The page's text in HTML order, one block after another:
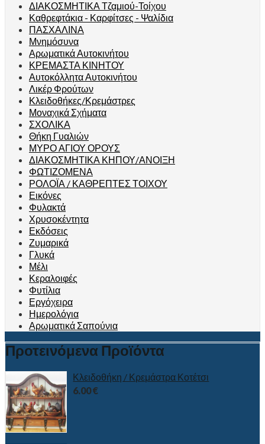
ΔΙΑΚΟΣΜΗΤΙΚΑ Τζαμιού-Τοίχου
Καθρεφτάκια - Καρφίτσες - Ψαλίδια
ΠΑΣΧΑΛΙΝΑ
Μνημόσυνα
Αρωματικά Αυτοκινήτου
ΚΡΕΜΑΣΤΑ ΚΙΝΗΤΟΥ
Αυτοκόλλητα Αυτοκινήτου
Λικέρ Φρούτων
Κλειδοθήκες/Κρεμάστρες
Μοναχικά Σχήματα
ΣΧΟΛΙΚΑ
Θήκη Γυαλιών
ΜΥΡΟ ΑΓΙΟΥ ΟΡΟΥΣ
ΔΙΑΚΟΣΜΗΤΙΚΑ ΚΗΠΟΥ/ΑΝΟΙΞΗ
ΦΩΤΙΖΟΜΕΝΑ
ΡΟΛΟΪΑ / ΚΑΘΡΕΠΤΕΣ ΤΟΙΧΟΥ
Εικόνες
Φυλακτά
Χρυσοκέντητα
Εκδόσεις
Ζυμαρικά
Γλυκά
Μέλι
Κεραλοιφές
Φυτίλια
Εργόχειρα
Ημερολόγια
Αρωματικά Σαπούνια
Προτεινόμενα Προϊόντα
Κλειδοθήκη / Κρεμάστρα Κοτέτσι
6.00€